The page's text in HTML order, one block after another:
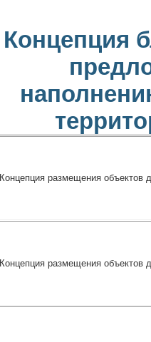
Концепция
Концепция размещения объектов
Концепция размещения объектов